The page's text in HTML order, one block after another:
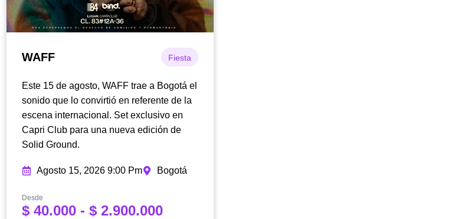
WAFF Fiesta
Este 15 de agosto, WAFF trae a Bogotá el
sonido que lo convirtió en referente de la
escena internacional. Set exclusivo en
Capri Club para una nueva edición de
Solid Ground.
Agosto 15, 2026 9:00 Pm Bogotá
Desde
$ 40.000 - $ 2.900.000R